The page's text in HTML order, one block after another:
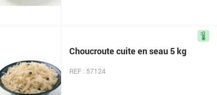
Choucroute cuite en seau 5 kg
REF : 57124